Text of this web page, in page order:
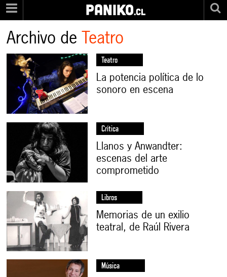
PANIKO.cl
Archivo deTeatro
Teatro
La potencia política de lo
sonoro en escena
Crítica
Llanos y Anwandter:
escenas del arte
comprometido
Libros
Memorias de un exilio
teatral, de Raúl Rivera
Música